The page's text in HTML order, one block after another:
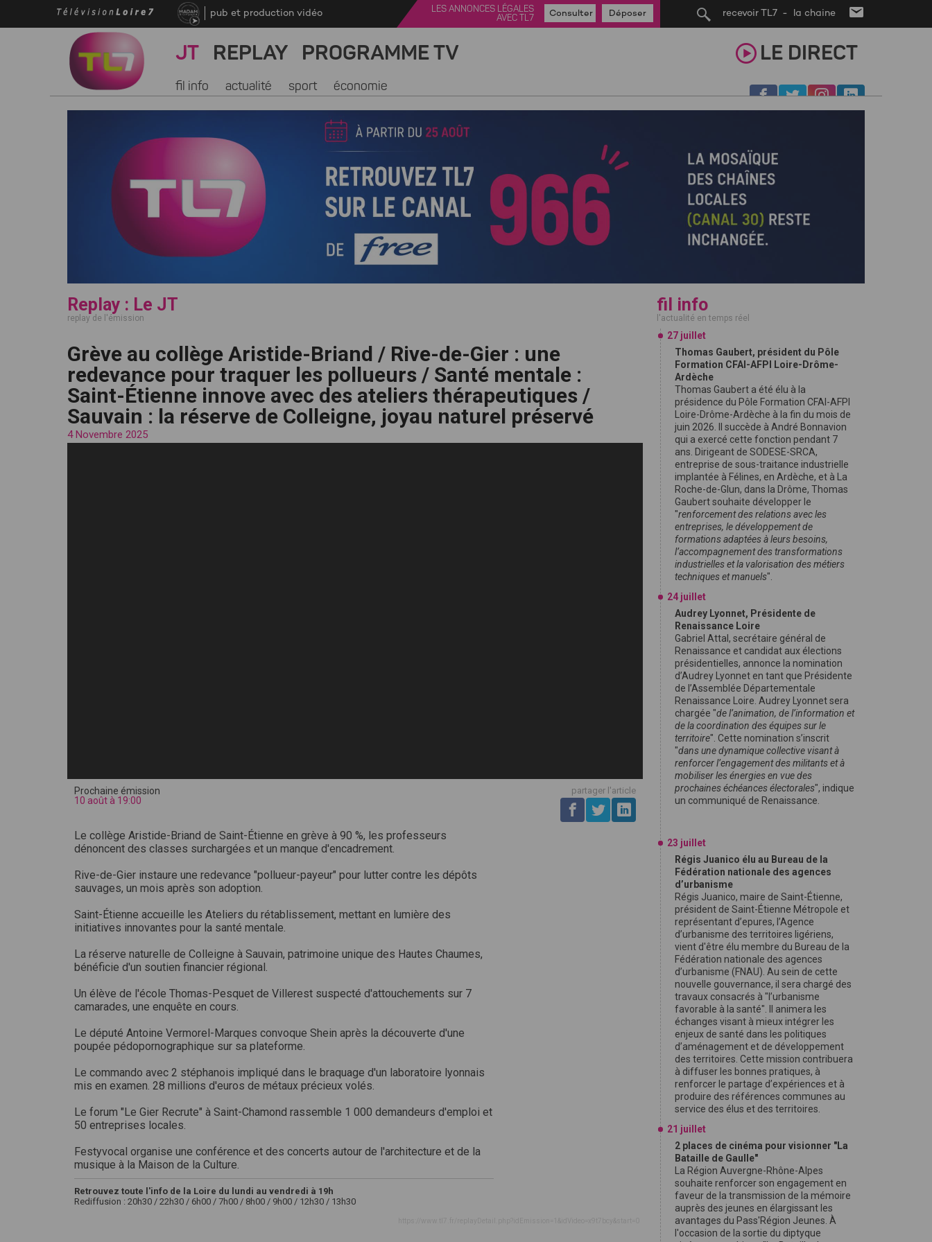
recevoir TL7 - la chaine
pub et production vidéo
LES ANNONCES LÉGALES
AVEC TL7
Consulter Déposer
JT REPLAY PROGRAMME TV LE DIRECT
fil info actualité sport économie
Replay : Le JT
replay de l'émission
Grève au collège Aristide-Briand / Rive-de-Gier : une
redevance pour traquer les pollueurs / Santé mentale :
Saint-Étienne innove avec des ateliers thérapeutiques /
Sauvain : la réserve de Colleigne, joyau naturel préservé
4 Novembre 2025
Prochaine émission
10 août à 19:00
partager l'article
Le collège Aristide-Briand de Saint-Étienne en grève à 90 %, les professeurs
dénoncent des classes surchargées et un manque d'encadrement.
Rive-de-Gier instaure une redevance "pollueur-payeur" pour lutter contre les dépôts
sauvages, un mois après son adoption.
Saint-Étienne accueille les Ateliers du rétablissement, mettant en lumière des
initiatives innovantes pour la santé mentale.
La réserve naturelle de Colleigne à Sauvain, patrimoine unique des Hautes Chaumes,
bénéficie d'un soutien financier régional.
Un élève de l'école Thomas-Pesquet de Villerest suspecté d'attouchements sur 7
camarades, une enquête en cours.
Le député Antoine Vermorel-Marques convoque Shein après la découverte d'une
poupée pédopornographique sur sa plateforme.
Le commando avec 2 stéphanois impliqué dans le braquage d'un laboratoire lyonnais
mis en examen. 28 millions d'euros de métaux précieux volés.
Le forum "Le Gier Recrute" à Saint-Chamond rassemble 1 000 demandeurs d'emploi et
50 entreprises locales.
Festyvocal organise une conférence et des concerts autour de l'architecture et de la
musique à la Maison de la Culture.
Retrouvez toute l'info de la Loire du lundi au vendredi à 19h
Rediffusion : 20h30 / 22h30 / 6h00 / 7h00 / 8h00 / 9h00 / 12h30 / 13h30
fil info
l'actualité en temps réel
27 juillet
Thomas Gaubert, président du Pôle
Formation CFAI-AFPI Loire-Drôme-
Ardèche
Thomas Gaubert a été élu à la
présidence du Pôle Formation CFAI-AFPI
Loire-Drôme-Ardèche à la fin du mois de
juin 2026. Il succède à André Bonnavion
qui a exercé cette fonction pendant 7
ans. Dirigeant de SODESE-SRCA,
entreprise de sous-traitance industrielle
implantée à Félines, en Ardèche, et à La
Roche-de-Glun, dans la Drôme, Thomas
Gaubert souhaite développer le
"renforcement des relations avec les
entreprises, le développement de
formations adaptées à leurs besoins,
l’accompagnement des transformations
industrielles et la valorisation des métiers
techniques et manuels".
24 juillet
Audrey Lyonnet, Présidente de
Renaissance Loire
Gabriel Attal, secrétaire général de
Renaissance et candidat aux élections
présidentielles, annonce la nomination
d’Audrey Lyonnet en tant que Présidente
de l’Assemblée Départementale
Renaissance Loire. Audrey Lyonnet sera
chargée "de l’animation, de l’information et
de la coordination des équipes sur le
territoire". Cette nomination s’inscrit
"dans une dynamique collective visant à
renforcer l’engagement des militants et à
mobiliser les énergies en vue des
prochaines échéances électorales", indique
un communiqué de Renaissance.
23 juillet
Régis Juanico élu au Bureau de la
Fédération nationale des agences
d’urbanisme
Régis Juanico, maire de Saint-Étienne,
président de Saint-Étienne Métropole et
représentant d’epures, l’Agence
d’urbanisme des territoires ligériens,
vient d'être élu membre du Bureau de la
Fédération nationale des agences
d’urbanisme (FNAU). Au sein de cette
nouvelle gouvernance, il sera chargé des
travaux consacrés à "l’urbanisme
favorable à la santé". Il animera les
échanges visant à mieux intégrer les
enjeux de santé dans les politiques
d’aménagement et de développement
des territoires. Cette mission contribuera
à diffuser les bonnes pratiques, à
renforcer le partage d’expériences et à
produire des références communes au
service des élus et des territoires.
21 juillet
2 places de cinéma pour visionner "La
Bataille de Gaulle"
La Région Auvergne-Rhône-Alpes
souhaite renforcer son engagement en
faveur de la transmission de la mémoire
auprès des jeunes en élargissant les
avantages du Pass'Région Jeunes. À
l'occasion de la sortie du diptyque